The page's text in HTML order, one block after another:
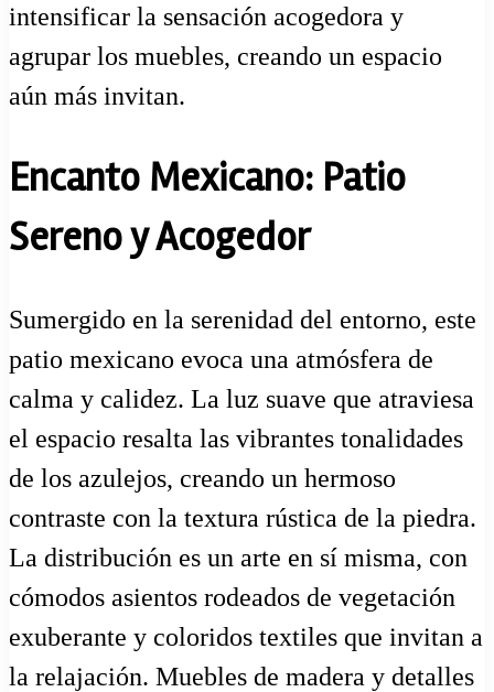
intensificar la sensación acogedora y
agrupar los muebles, creando un espacio
aún más invitan.
Encanto Mexicano: Patio
Sereno y Acogedor
Sumergido en la serenidad del entorno, este
patio mexicano evoca una atmósfera de
calma y calidez. La luz suave que atraviesa
el espacio resalta las vibrantes tonalidades
de los azulejos, creando un hermoso
contraste con la textura rústica de la piedra.
La distribución es un arte en sí misma, con
cómodos asientos rodeados de vegetación
exuberante y coloridos textiles que invitan a
la relajación. Muebles de madera y detalles